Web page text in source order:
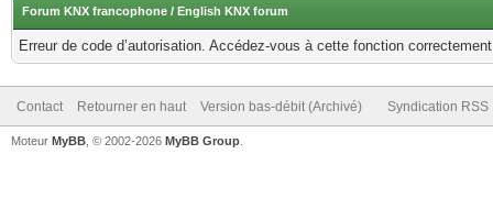
Forum KNX francophone / English KNX forum
Erreur de code d’autorisation. Accédez-vous à cette fonction
Contact Retourner en haut Version bas-débit (Archivé) Syndication RSS
Moteur MyBB , © 2002-2026 MyBB Group